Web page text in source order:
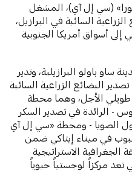
(سي إل آي)، المشغل
السائبة في البرازيل،
أسواق أمريكا الجنوبية
باولو البرازيلية، وتدير
البضائع الزراعية السائبة
الأجل، وهما محطة
- الرائدة في تصدير السكر
الصويا - ومحطة «سي إل آي
في ميناء إيتاكي ضمن
الاستراتيجية
مركزاً لوجستياً حيوياً